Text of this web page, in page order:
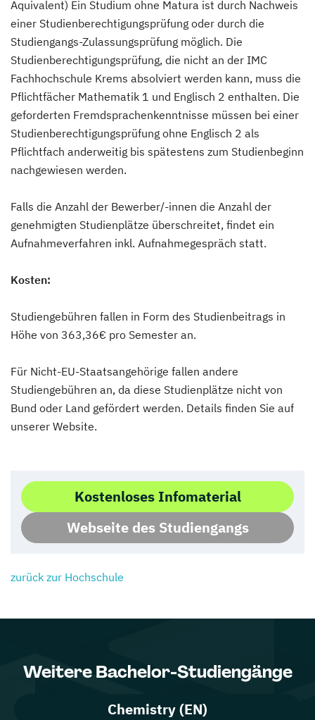
Äquivalent) Ein Studium ohne Matura ist durch Nachweis
einer Studienberechtigungsprüfung oder durch die
Studiengangs-Zulassungsprüfung möglich. Die
Studienberechtigungsprüfung, die nicht an der IMC
Fachhochschule Krems absolviert werden kann, muss die
Pflichtfächer Mathematik 1 und Englisch 2 enthalten. Die
geforderten Fremdsprachenkenntnisse müssen bei einer
Studienberechtigungsprüfung ohne Englisch 2 als
Pflichtfach anderweitig bis spätestens zum Studienbeginn
nachgewiesen werden.
Falls die Anzahl der Bewerber/-innen die Anzahl der
genehmigten Studienplätze überschreitet, findet ein
Aufnahmeverfahren inkl. Aufnahmegespräch statt.
Kosten:
Studiengebühren fallen in Form des Studienbeitrags in
Höhe von 363,36€ pro Semester an.
Für Nicht-EU-Staatsangehörige fallen andere
Studiengebühren an, da diese Studienplätze nicht von
Bund oder Land gefördert werden. Details finden Sie auf
unserer Website.
Kostenloses Infomaterial
Webseite des Studiengangs
zurück zur Hochschule
Weitere Bachelor-Studiengänge
Chemistry (EN)